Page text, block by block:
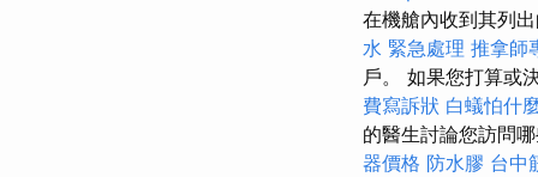
在機艙內收到其列
水 緊急處理 推拿師
戶。 如果您打算或
費寫訴狀 白蟻怕什
的醫生討論您訪問
器價格 防水膠 台中